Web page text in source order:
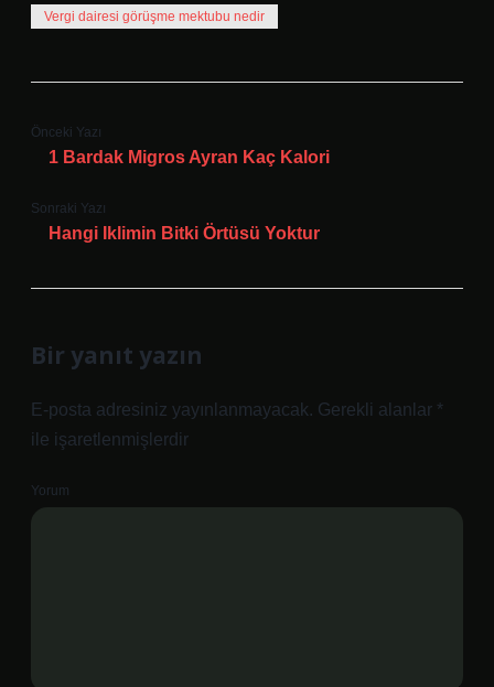
Vergi dairesi görüşme mektubu nedir
Önceki Yazı
1 Bardak Migros Ayran Kaç Kalori
Sonraki Yazı
Hangi Iklimin Bitki Örtüsü Yoktur
Bir yanıt yazın
E-posta adresiniz yayınlanmayacak. Gerekli alanlar *
ile işaretlenmişlerdir
Yorum